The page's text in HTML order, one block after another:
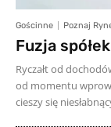
Gościnne Poznaj
Fuzja
Ryczałt od
od momentu
cieszy się